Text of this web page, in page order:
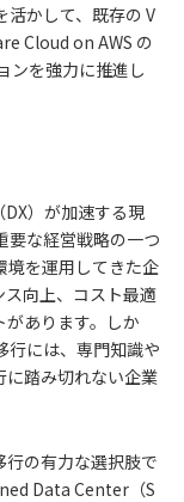
活かして、既存の V
Cloud on AWS の
ンを強力に推進し
）が加速する現
要な経営戦略の一つ
境を運用してきた企
向上、コスト最適
あります。しか
行には、専門知識や
に踏み切れない企業
行の有力な選択肢で
Data Center（S